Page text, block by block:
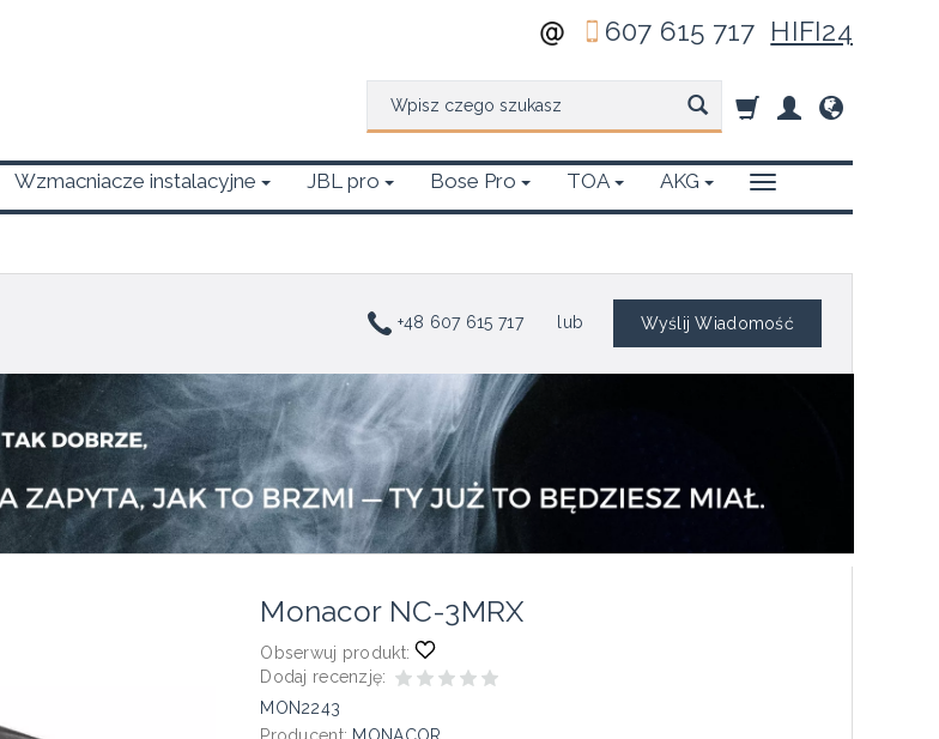
607 615 717 HIFI24
Wzmacniacze instalacyjne JBL pro Bose Pro TOA AKG
+48 607 615 717 lub Wyślij Wiadomość
Monacor NC-3MRX
Obserwuj produkt:
Dodaj recenzję:
MON2243